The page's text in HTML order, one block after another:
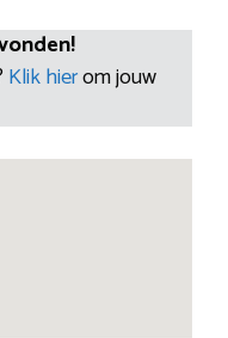
Klik hierom jouw